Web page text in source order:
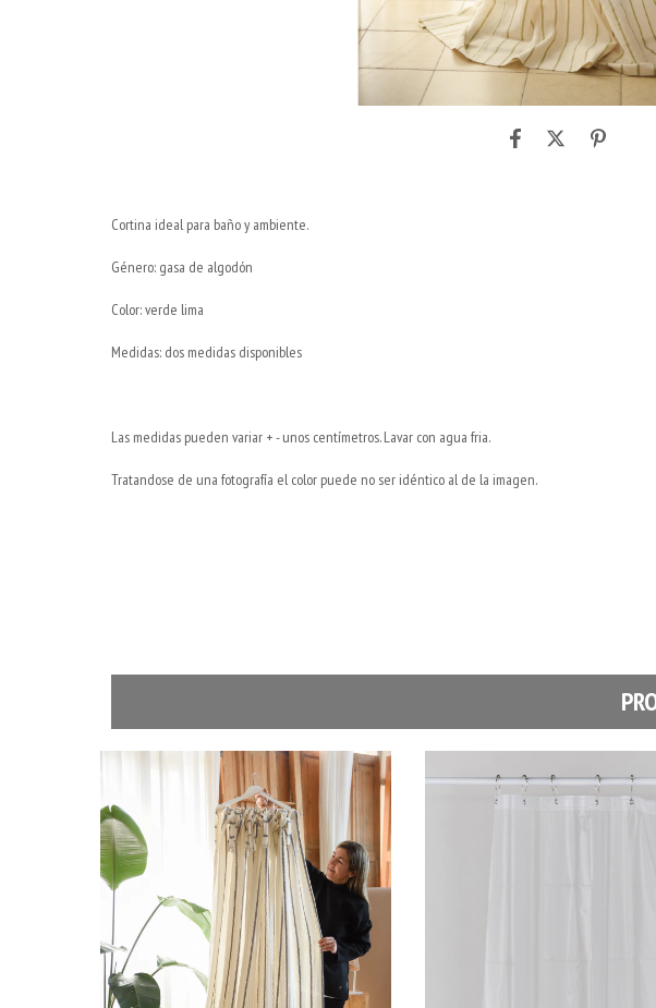
Cortina ideal para baño y ambiente.
Género: gasa de algodón
Color: verde lima
Medidas: dos medidas disponibles
Las medidas pueden variar + - unos centímetros. Lavar con agua fria.
Tratandose de una fotografía el color puede no ser idéntico al de la imagen.